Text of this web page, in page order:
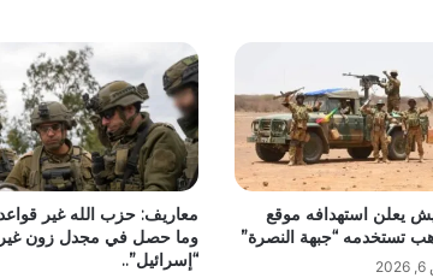
يعلن استهدافه موقع
تستخدمه “جبهة النصرة”
معاريف: حزب الله غير قواعد
وما حصل في مجدل زون غير
“إسرائيل”..